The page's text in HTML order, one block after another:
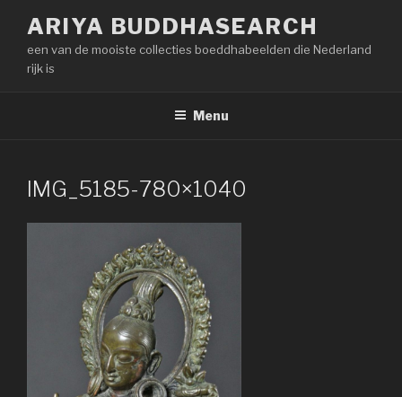
inhoud
springen
ARIYA BUDDHASEARCH
een van de mooiste collecties boeddhabeelden die Nederland
rijk is
Menu
IMG_5185-780×1040